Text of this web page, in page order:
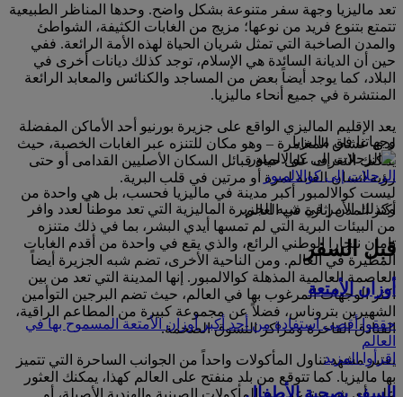
تعد ماليزيا وجهة سفر متنوعة بشكل واضح. وحدها المناظر الطبيعية
تتمتع بتنوع فريد من نوعها؛ مزيج من الغابات الكثيفة، الشواطئ
والمدن الصاخبة التي تمثل شريان الحياة لهذه الأمة الرائعة. ففي
حين أن الديانة السائدة هي الإسلام، توجد كذلك ديانات أخرى في
البلاد، كما يوجد أيضاً بعض من المساجد والكنائس والمعابد الرائعة
المنتشرة في جميع أنحاء ماليزيا.
يعد الإقليم الماليزي الواقع على جزيرة بورنيو أحد الأماكن المفضلة
لدى عشاق المغامرة – وهو مكان للتنزه عبر الغابات الخصبة، حيث
يمكنك التعرف على حياة قبائل السكان الأصليين القدامى أو حتى
رؤية انسان الغابة لمرة أو مرتين في قلب البرية.
وكذلك الأمر في شبه الجزيرة الماليزية التي تعد موطناً لعدد وافر
من البيئات البرية التي لم تمسها أيدي البشر، بما في ذلك متنزه
تامان نيجارا الوطني الرائع، والذي يقع في واحدة من أقدم الغابات
المطيرة في العالم. ومن الناحية الأخرى، تضم شبه الجزيرة أيضاً
العاصمة العالمية المذهلة كوالالمبور. إنها المدينة التي تعد من بين
أكثر الوجهات المرغوب بها في العالم، حيث تضم البرجين التوأمين
الشهيرين بتروناس، فضلاً عن مجموعة كبيرة من المطاعم الراقية،
الفنادق الفاخرة ومراكز التسوق الضخمة.
يعتبر مشهد تناول المأكولات واحداً من الجوانب الساحرة التي تتميز
بها ماليزيا. كما تتوقع من بلد منفتح على العالم كهذا، يمكنك العثور
على أي شيء ترغب به: المأكولات الصينية والهندية الأصيلة، أو
وجهاتنا في ماليزيا
الرحلات إلى كوالالمبور
ليست كوالالمبور أكبر مدينة في ماليزيا فحسب، بل هي واحدة من
أكثر المدن إثارة في العالم.
قبل السفر
أوزان الأمتعة
حققوا أقصى استفادة من أحد أكبر أوزان الأمتعة المسموح بها في
العالم
اقرأوا المزيد
السفر بصحبة الأطفال